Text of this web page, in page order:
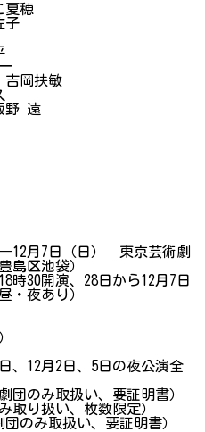
夏穂
子
岡扶敏
野 遠
月7日（日） 東京芸術劇
島区池袋）
時30開演、28日から12月7日
・夜あり）
、12月2日、5日の夜公演全
団のみ取扱い、要証明書）
取り扱い、枚数限定）
のみ取扱い、要証明書）